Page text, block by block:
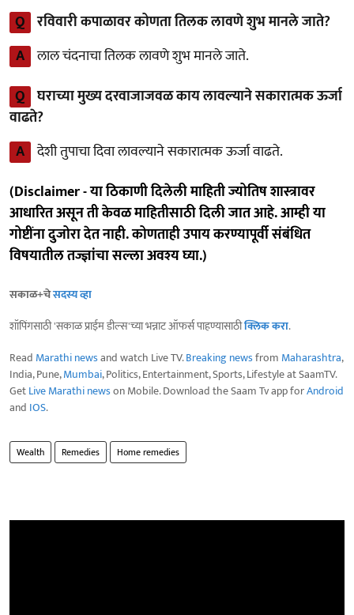
Q रविवारी कपाळावर कोणता तिलक लावणे शुभ मानले जाते?
A लाल चंदनाचा तिलक लावणे शुभ मानले जाते.
Q घराच्या मुख्य दरवाजाजवळ काय लावल्याने सकारात्मक ऊर्जा
वाढते?
A देशी तुपाचा दिवा लावल्याने सकारात्मक ऊर्जा वाढते.
(Disclaimer - या ठिकाणी दिलेली माहिती ज्योतिष शास्त्रावर
आधारित असून ती केवळ माहितीसाठी दिली जात आहे. आम्ही या
गोष्टींना दुजोरा देत नाही. कोणताही उपाय करण्यापूर्वी संबंधित
विषयातील तज्ज्ञांचा सल्ला अवश्य घ्या.)
सकाळ+चेसदस्य व्हा
शॉपिंगसाठी 'सकाळ प्राईम डील्स'च्या भन्नाट ऑफर्स पाहण्यासाठीक्लिक करा.
Read Marathi newsand watch Live TV.Breaking newsfrom Maharashtra,
India, Pune,Mumbai, Politics, Entertainment, Sports, Lifestyle at SaamTV.
GetLive Marathi newson Mobile. Download the Saam Tv app forAndroid
and IOS.
Wealth Remedies Home remedies